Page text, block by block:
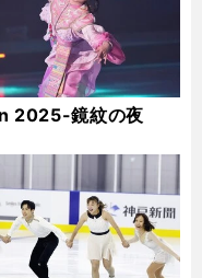
2025-鏡紋の夜